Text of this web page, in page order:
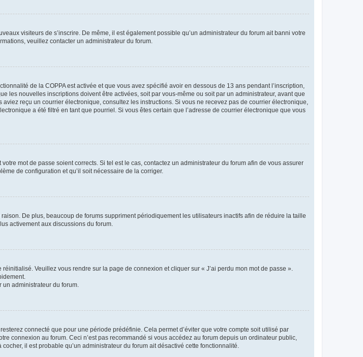
visiteurs de s’inscrire. De même, il est également possible qu’un administrateur du forum ait banni votre
veuillez contacter un administrateur du forum.
de la COPPA est activée et que vous avez spécifié avoir en dessous de 13 ans pendant l’inscription,
les nouvelles inscriptions doivent être activées, soit par vous-même ou soit par un administrateur, avant que
reçu un courrier électronique, consultez les instructions. Si vous ne recevez pas de courrier électronique,
a été filtré en tant que pourriel. Si vous êtes certain que l’adresse de courrier électronique que vous
mot de passe soient corrects. Si tel est le cas, contactez un administrateur du forum afin de vous assurer
de configuration et qu’il soit nécessaire de la corriger.
De plus, beaucoup de forums suppriment périodiquement les utilisateurs inactifs afin de réduire la taille
activement aux discussions du forum.
Veuillez vous rendre sur la page de connexion et cliquer sur « J’ai perdu mon mot de passe ».
administrateur du forum.
connecté que pour une période prédéfinie. Cela permet d’éviter que votre compte soit utilisé par
connexion au forum. Ceci n’est pas recommandé si vous accédez au forum depuis un ordinateur public,
il est probable qu’un administrateur du forum ait désactivé cette fonctionnalité.